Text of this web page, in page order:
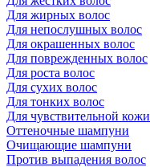
Для жирных волос
Для непослушных волос
Для окрашенных волос
Для поврежденных волос
Для роста волос
Для сухих волос
Для тонких волос
Для чувствительной кожи
Оттеночные шампуни
Очищающие шампуни
Против выпадения волос